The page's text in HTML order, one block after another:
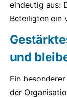
eindeutig aus:
Beteiligten ein
und
Ein
der